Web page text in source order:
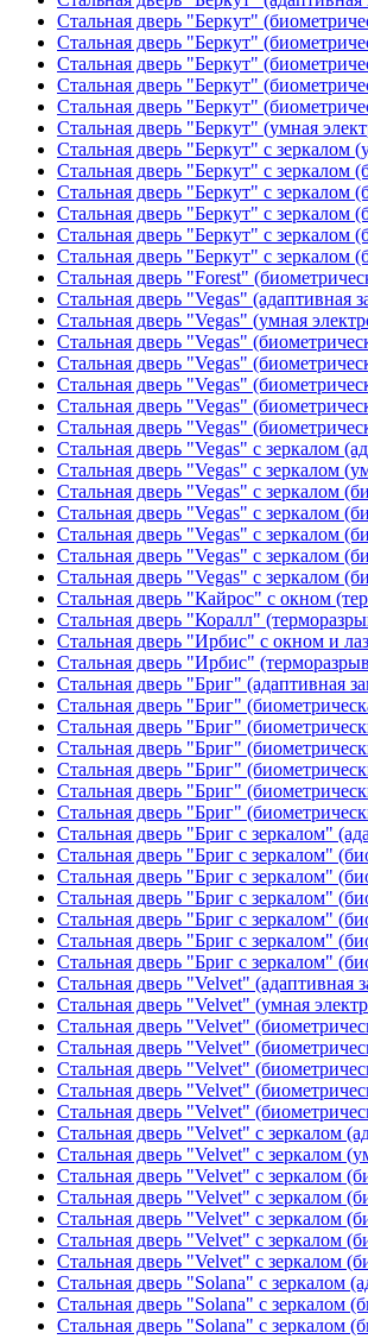
Стальная дверь "Беркут"
Стальная дверь "Беркут"
Стальная дверь "Беркут"
Стальная дверь "Беркут"
Стальная дверь "Беркут"
Стальная дверь "Беркут" (умная
Стальная дверь "Беркут" с зеркалом
Стальная дверь "Беркут" с зеркалом
Стальная дверь "Беркут" с зеркалом
Стальная дверь "Беркут" с зеркалом
Стальная дверь "Беркут" с зеркалом
Стальная дверь "Беркут" с зеркалом
Стальная дверь "Forest"
Стальная дверь "Vegas" (адаптивная
Стальная дверь "Vegas" (умная
Стальная дверь "Vegas"
Стальная дверь "Vegas"
Стальная дверь "Vegas"
Стальная дверь "Vegas"
Стальная дверь "Vegas"
Стальная дверь "Vegas" с зеркалом
Стальная дверь "Vegas" с зеркалом
Стальная дверь "Vegas" с зеркалом
Стальная дверь "Vegas" с зеркалом
Стальная дверь "Vegas" с зеркалом
Стальная дверь "Vegas" с зеркалом
Стальная дверь "Vegas" с зеркалом
Стальная дверь "Кайрос" с окном
Стальная дверь "Коралл"
Стальная дверь "Ирбис" с окном и
Стальная дверь "Ирбис"
Стальная дверь "Бриг" (адаптивная
Стальная дверь "Бриг"
Стальная дверь "Бриг"
Стальная дверь "Бриг"
Стальная дверь "Бриг"
Стальная дверь "Бриг"
Стальная дверь "Бриг"
Стальная дверь "Бриг с зеркалом"
Стальная дверь "Бриг с зеркалом"
Стальная дверь "Бриг с зеркалом"
Стальная дверь "Бриг с зеркалом"
Стальная дверь "Бриг с зеркалом"
Стальная дверь "Бриг с зеркалом"
Стальная дверь "Бриг с зеркалом"
Стальная дверь "Velvet" (адаптивная
Стальная дверь "Velvet" (умная
Стальная дверь "Velvet"
Стальная дверь "Velvet"
Стальная дверь "Velvet"
Стальная дверь "Velvet"
Стальная дверь "Velvet"
Стальная дверь "Velvet" с зеркалом
Стальная дверь "Velvet" с зеркалом
Стальная дверь "Velvet" с зеркалом
Стальная дверь "Velvet" с зеркалом
Стальная дверь "Velvet" с зеркалом
Стальная дверь "Velvet" с зеркалом
Стальная дверь "Velvet" с зеркалом
Стальная дверь "Solana" с зеркалом
Стальная дверь "Solana" с зеркалом
Стальная дверь "Solana" с зеркалом